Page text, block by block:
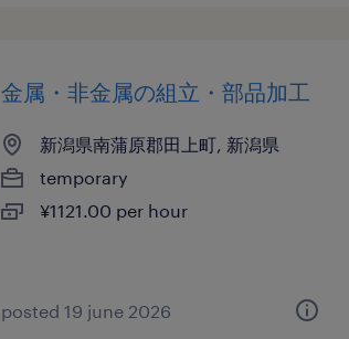
金属・非金属の組立・部品加工
新潟県南蒲原郡田上町, 新潟県
temporary
¥1121.00 per hour
posted 19 june 2026